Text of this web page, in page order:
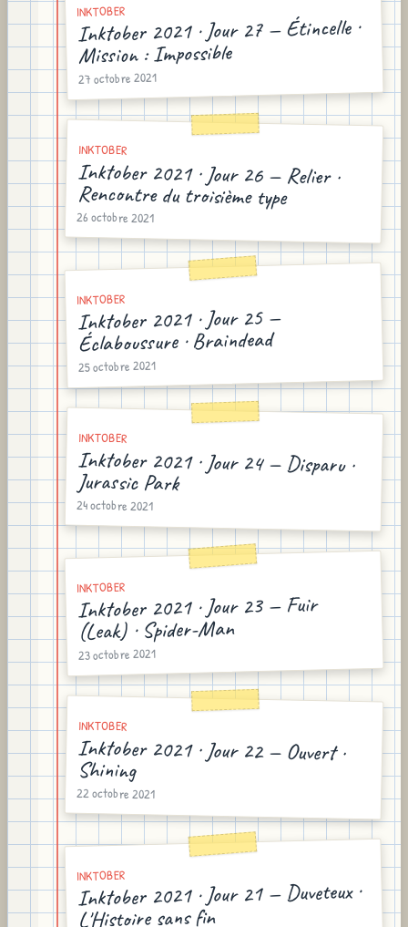
INKTOBER
Inktober 2021 · Jour 27 — Étincelle ·
Mission : Impossible
27 octobre 2021
INKTOBER
Inktober 2021 · Jour 26 — Relier ·
Rencontre du troisième type
26 octobre 2021
INKTOBER
Inktober 2021 · Jour 25 —
Éclaboussure · Braindead
25 octobre 2021
INKTOBER
Inktober 2021 · Jour 24 — Disparu ·
Jurassic Park
24 octobre 2021
INKTOBER
Inktober 2021 · Jour 23 — Fuir
(Leak) · Spider-Man
23 octobre 2021
INKTOBER
Inktober 2021 · Jour 22 — Ouvert ·
Shining
22 octobre 2021
INKTOBER
Inktober 2021 · Jour 21 — Duveteux ·
L'Histoire sans fin